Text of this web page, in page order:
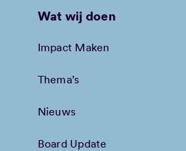
Wat wij doen
Impact Maken
Thema’s
Nieuws
Board Update